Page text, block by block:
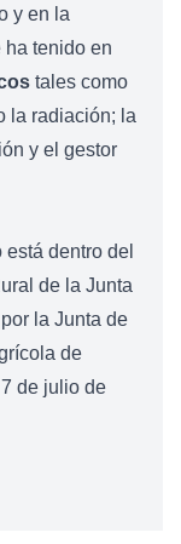
y en la
tenido en
tales como
la radiación; la
y el gestor
dentro del
de la Junta
la Junta de
de
de julio de